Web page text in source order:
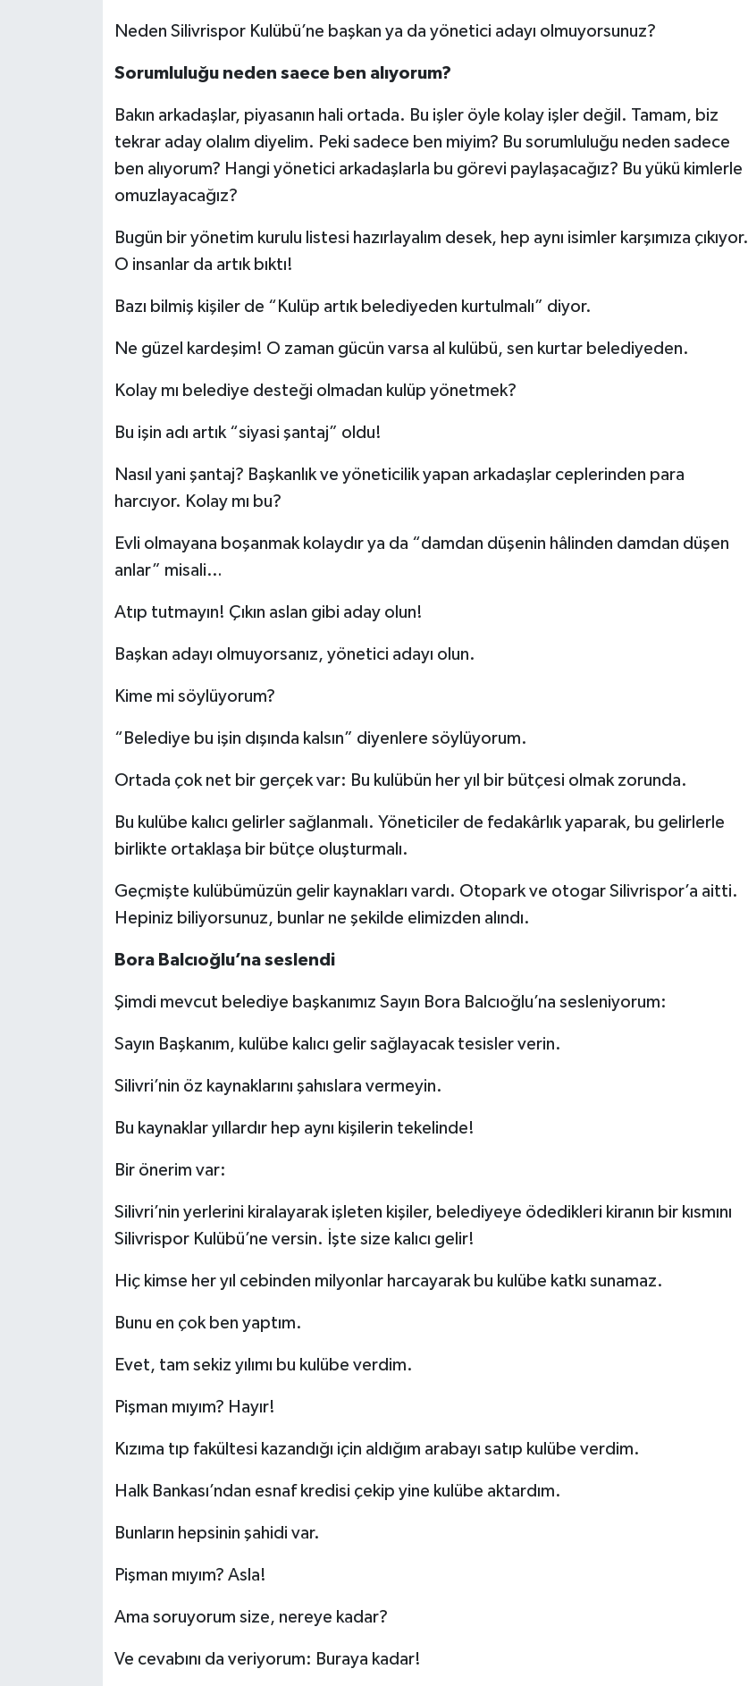
Neden Silivrispor Kulübü’ne başkan ya da yönetici adayı olmuyorsunuz?
Sorumluluğu neden saece ben alıyorum?
Bakın arkadaşlar, piyasanın hali ortada. Bu işler öyle kolay işler değil. Tamam, biz
tekrar aday olalım diyelim. Peki sadece ben miyim? Bu sorumluluğu neden sadece
ben alıyorum? Hangi yönetici arkadaşlarla bu görevi paylaşacağız? Bu yükü kimlerle
omuzlayacağız?
Bugün bir yönetim kurulu listesi hazırlayalım desek, hep aynı isimler karşımıza çıkıyor.
O insanlar da artık bıktı!
Bazı bilmiş kişiler de “Kulüp artık belediyeden kurtulmalı” diyor.
Ne güzel kardeşim! O zaman gücün varsa al kulübü, sen kurtar belediyeden.
Kolay mı belediye desteği olmadan kulüp yönetmek?
Bu işin adı artık “siyasi şantaj” oldu!
Nasıl yani şantaj? Başkanlık ve yöneticilik yapan arkadaşlar ceplerinden para
harcıyor. Kolay mı bu?
Evli olmayana boşanmak kolaydır ya da “damdan düşenin hâlinden damdan düşen
anlar” misali…
Atıp tutmayın! Çıkın aslan gibi aday olun!
Başkan adayı olmuyorsanız, yönetici adayı olun.
Kime mi söylüyorum?
“Belediye bu işin dışında kalsın” diyenlere söylüyorum.
Ortada çok net bir gerçek var: Bu kulübün her yıl bir bütçesi olmak zorunda.
Bu kulübe kalıcı gelirler sağlanmalı. Yöneticiler de fedakârlık yaparak, bu gelirlerle
birlikte ortaklaşa bir bütçe oluşturmalı.
Geçmişte kulübümüzün gelir kaynakları vardı. Otopark ve otogar Silivrispor’a aitti.
Hepiniz biliyorsunuz, bunlar ne şekilde elimizden alındı.
Bora Balcıoğlu’na seslendi
Şimdi mevcut belediye başkanımız Sayın Bora Balcıoğlu’na sesleniyorum:
Sayın Başkanım, kulübe kalıcı gelir sağlayacak tesisler verin.
Silivri’nin öz kaynaklarını şahıslara vermeyin.
Bu kaynaklar yıllardır hep aynı kişilerin tekelinde!
Bir önerim var:
Silivri’nin yerlerini kiralayarak işleten kişiler, belediyeye ödedikleri kiranın bir kısmını
Silivrispor Kulübü’ne versin. İşte size kalıcı gelir!
Hiç kimse her yıl cebinden milyonlar harcayarak bu kulübe katkı sunamaz.
Bunu en çok ben yaptım.
Evet, tam sekiz yılımı bu kulübe verdim.
Pişman mıyım? Hayır!
Kızıma tıp fakültesi kazandığı için aldığım arabayı satıp kulübe verdim.
Halk Bankası’ndan esnaf kredisi çekip yine kulübe aktardım.
Bunların hepsinin şahidi var.
Pişman mıyım? Asla!
Ama soruyorum size, nereye kadar?
Ve cevabını da veriyorum: Buraya kadar!